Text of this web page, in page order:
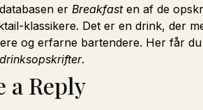
erBreakfasten af de
klassikere. Det er en drink, der
og erfarne bartendere. Her får
drinksopskrifter.
a Reply